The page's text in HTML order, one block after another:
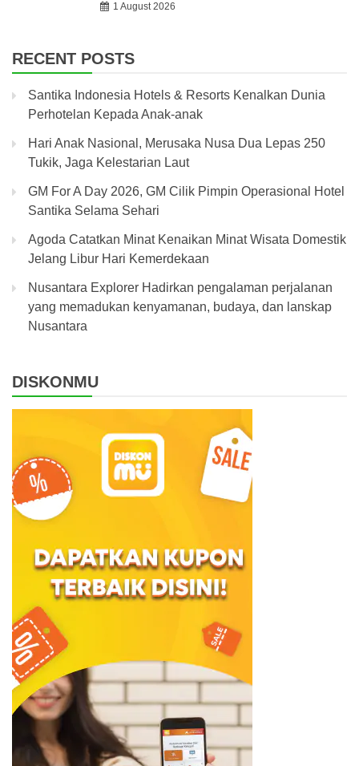
1 August 2026
RECENT POSTS
Santika Indonesia Hotels & Resorts Kenalkan Dunia
Perhotelan Kepada Anak-anak
Hari Anak Nasional, Merusaka Nusa Dua Lepas 250
Tukik, Jaga Kelestarian Laut
GM For A Day 2026, GM Cilik Pimpin Operasional Hotel
Santika Selama Sehari
Agoda Catatkan Minat Kenaikan Minat Wisata Domestik
Jelang Libur Hari Kemerdekaan
Nusantara Explorer Hadirkan pengalaman perjalanan
yang memadukan kenyamanan, budaya, dan lanskap
Nusantara
DISKONMU